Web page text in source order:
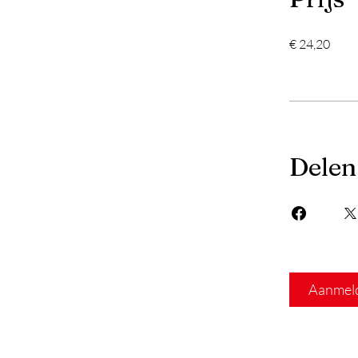
€ 24,20
Delen